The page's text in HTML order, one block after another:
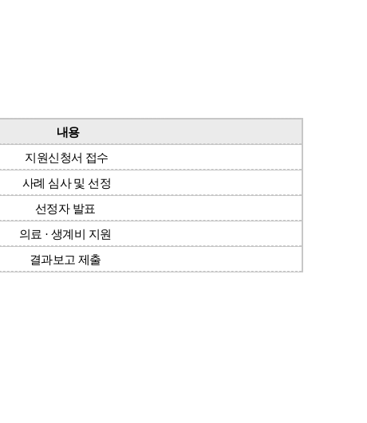
내용
지원신청서 접수
사례 심사 및 선정
선정자 발표
의료 · 생계비 지원
결과보고 제출